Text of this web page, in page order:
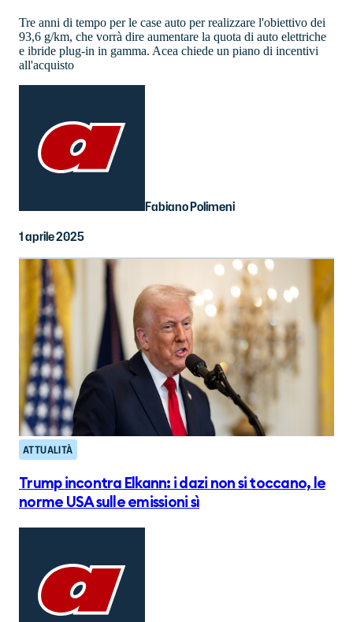
Tre anni di tempo per le case auto per realizzare l'obiettivo dei
93,6 g/km, che vorrà dire aumentare la quota di auto elettriche
e ibride plug-in in gamma. Acea chiede un piano di incentivi
all'acquisto
Fabiano Polimeni
1 aprile 2025
ATTUALITÀ
Trump incontra Elkann: i dazi non si toccano, le
norme USA sulle emissioni sì